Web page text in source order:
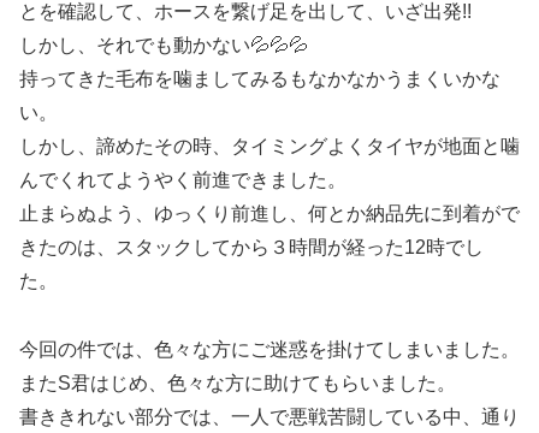
とを確認して、ホースを繋げ足を出して、いざ出発!!
しかし、それでも動かない💦💦💦
持ってきた毛布を噛ましてみるもなかなかうまくいかな
い。
しかし、諦めたその時、タイミングよくタイヤが地面と噛
んでくれてようやく前進できました。
止まらぬよう、ゆっくり前進し、何とか納品先に到着がで
きたのは、スタックしてから３時間が経った12時でし
た。
今回の件では、色々な方にご迷惑を掛けてしまいました。
またS君はじめ、色々な方に助けてもらいました。
書ききれない部分では、一人で悪戦苦闘している中、通り